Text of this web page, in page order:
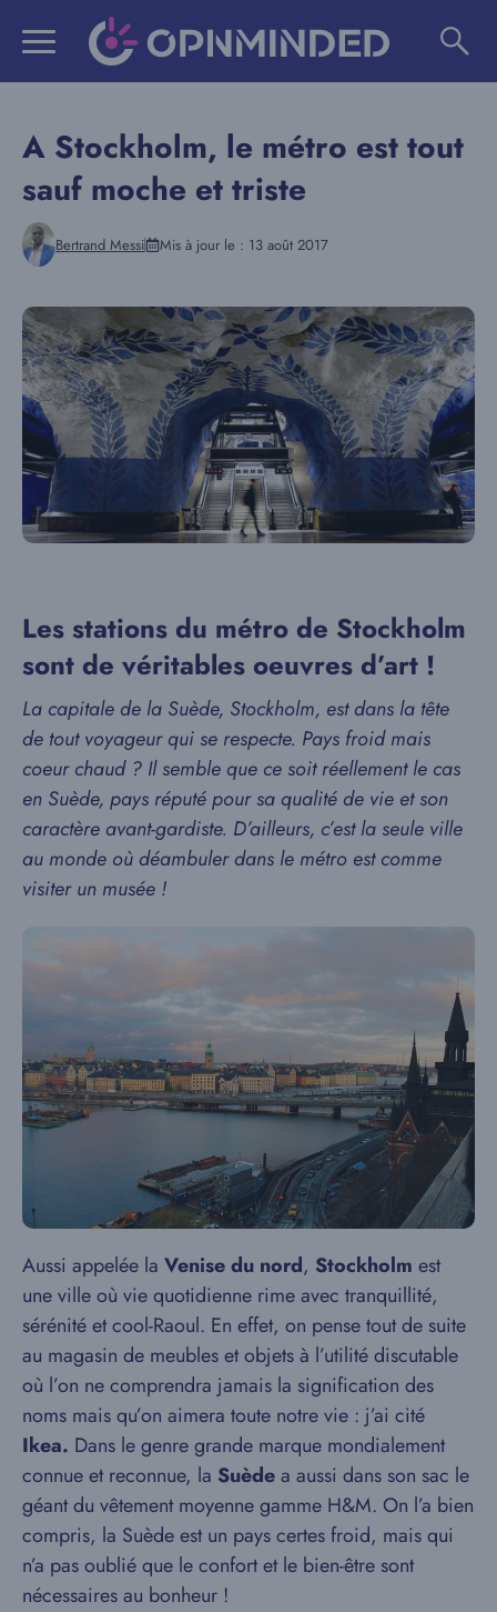
A Stockholm, le métro est tout
sauf moche et triste
Bertrand Messi Mis à jour le : 13 août 2017
Les stations du métro de Stockholm
sont de véritables oeuvres d’art !
La capitale de la Suède, Stockholm, est dans la tête
de tout voyageur qui se respecte. Pays froid mais
coeur chaud ? Il semble que ce soit réellement le cas
en Suède, pays réputé pour sa qualité de vie et son
caractère avant-gardiste. D’ailleurs, c’est la seule ville
au monde où déambuler dans le métro est comme
visiter un musée !
Aussi appelée la Venise du nord, Stockholm est
une ville où vie quotidienne rime avec tranquillité,
sérénité et cool-Raoul. En effet, on pense tout de suite
au magasin de meubles et objets à l’utilité discutable
où l’on ne comprendra jamais la signification des
noms mais qu’on aimera toute notre vie : j’ai cité
Ikea. Dans le genre grande marque mondialement
connue et reconnue, la Suèdea aussi dans son sac le
géant du vêtement moyenne gamme H&M. On l’a bien
compris, la Suède est un pays certes froid, mais qui
n’a pas oublié que le confort et le bien-être sont
nécessaires au bonheur !